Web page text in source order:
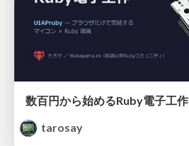
数百円から始めるRuby電子工作
tarosay